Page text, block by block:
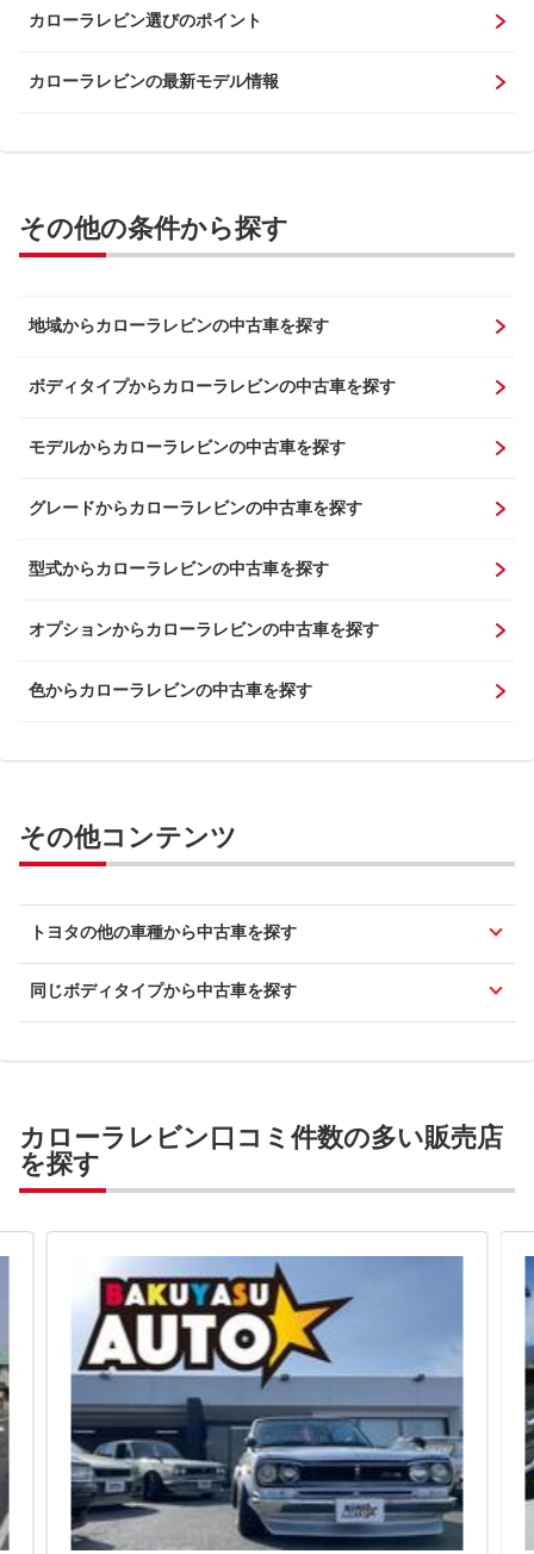
カローラレビン選びのポイント
カローラレビンの最新モデル情報
その他の条件から探す
地域からカローラレビンの中古車を探す
ボディタイプからカローラレビンの中古車を探す
モデルからカローラレビンの中古車を探す
グレードからカローラレビンの中古車を探す
型式からカローラレビンの中古車を探す
オプションからカローラレビンの中古車を探す
色からカローラレビンの中古車を探す
その他コンテンツ
トヨタの他の車種から中古車を探す
同じボディタイプから中古車を探す
カローラレビン口コミ件数の多い販売店
を探す